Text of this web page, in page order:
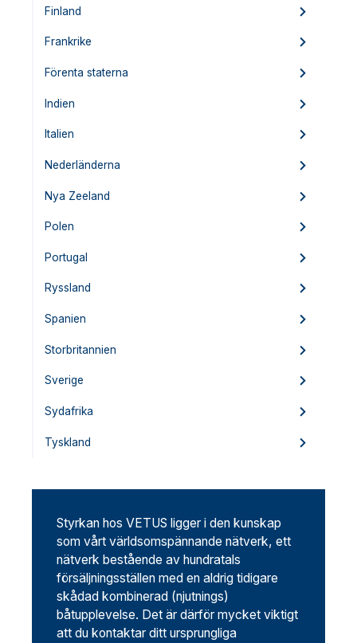
Finland
Frankrike
Förenta staterna
Indien
Italien
Nederländerna
Nya Zeeland
Polen
Portugal
Ryssland
Spanien
Storbritannien
Sverige
Sydafrika
Tyskland
Styrkan hos VETUS ligger i den kunskap
som vårt världsomspännande nätverk, ett
nätverk bestående av hundratals
försäljningsställen med en aldrig tidigare
skådad kombinerad (njutnings)
båtupplevelse. Det är därför mycket viktigt
att du kontaktar ditt ursprungliga